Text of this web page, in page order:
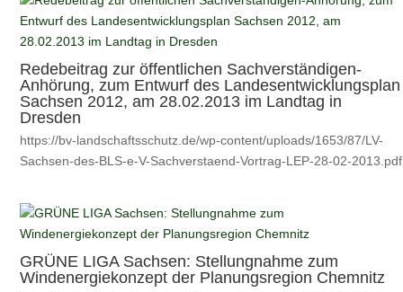
Redebeitrag zur öffentlichen Sachverständigen-
Anhörung, zum Entwurf des Landesentwicklungsplan
Sachsen 2012, am 28.02.2013 im Landtag in
Dresden
https://bv-landschaftsschutz.de/wp-content/uploads/1653/87/LV-
Sachsen-des-BLS-e-V-Sachverstaend-Vortrag-LEP-28-02-2013.pdf
GRÜNE LIGA Sachsen: Stellungnahme zum
Windenergiekonzept der Planungsregion Chemnitz